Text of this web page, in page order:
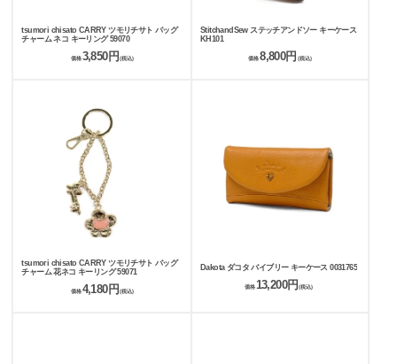
tsumori chisato CARRY ツモリチサト バッグ
チャーム ネコ キーリング 59070
価格 3,850円(税込)
StitchandSew ステッチアンドソー キーケース
KH101
価格8,800円 (税込)
tsumori chisato CARRY ツモリチサト バッグ
チャーム 花ネコ キーリング 59071
価格 4,180円 (税込)
Dakota ダコタ バイブリー キーケース 0031765
価格 13,200円 (税込)